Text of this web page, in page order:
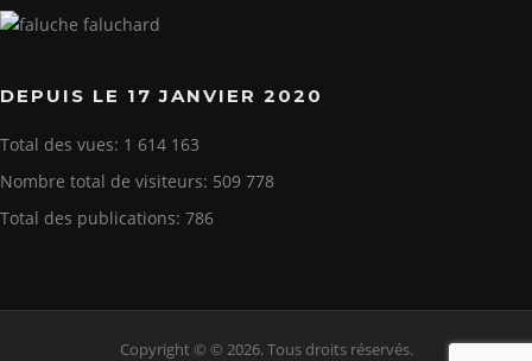
DEPUIS LE 17 JANVIER 2020
Total des vues: 1 614 163
Nombre total de visiteurs: 509 778
Total des publications: 786
Copyright © © 2026. Tous droits réservés.